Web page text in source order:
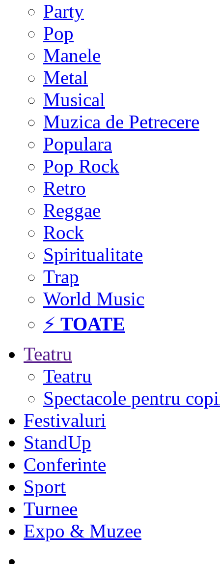
Party
Pop
Manele
Metal
Musical
Muzica de Petrecere
Populara
Pop Rock
Retro
Reggae
Rock
Spiritualitate
Trap
World Music
⚡ TOATE
Teatru
Teatru
Spectacole pentru
Festivaluri
StandUp
Conferinte
Sport
Turnee
Expo & Muzee